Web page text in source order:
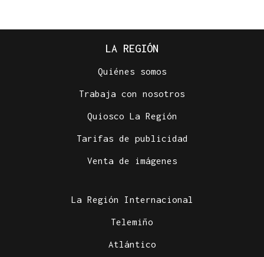
LA REGIÓN
Quiénes somos
Trabaja con nosotros
Quiosco La Región
Tarifas de publicidad
Venta de imágenes
La Región Internacional
Telemiño
Atlántico